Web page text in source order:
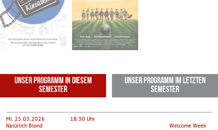
Phil D -
Universität
Phil D -
Universität
Unser Programm in diesem
Semester
Unser Programm im letzten
Semester
Mi. 25.03.2026
18:30 Uhr
Natürlich Blond
Welcome Week